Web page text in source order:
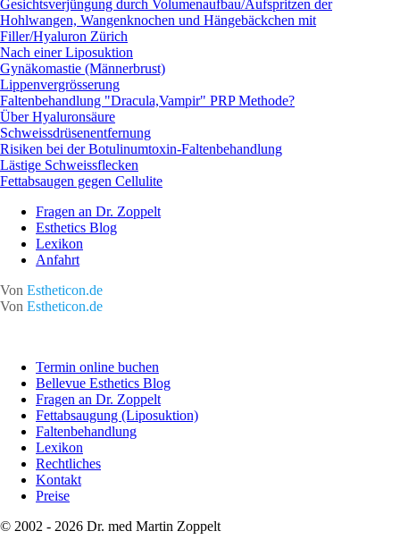
Gesichtsverjüngung durch Volumenaufbau/Aufspritzen der
Hohlwangen, Wangenknochen und Hängebäckchen mit
Filler/Hyaluron Zürich
Nach einer Liposuktion
Gynäkomastie (Männerbrust)
Lippenvergrösserung
Faltenbehandlung "Dracula,Vampir" PRP Methode?
Über Hyaluronsäure
Schweissdrüsenentfernung
Risiken bei der Botulinumtoxin-Faltenbehandlung
Lästige Schweissflecken
Fettabsaugen gegen Cellulite
Fragen an Dr. Zoppelt
Esthetics Blog
Lexikon
Anfahrt
Von Estheticon.de
Von Estheticon.de
Termin online buchen
Bellevue Esthetics Blog
Fragen an Dr. Zoppelt
Fettabsaugung (Liposuktion)
Faltenbehandlung
Lexikon
Rechtliches
Kontakt
Preise
© 2002 - 2026 Dr. med Martin Zoppelt